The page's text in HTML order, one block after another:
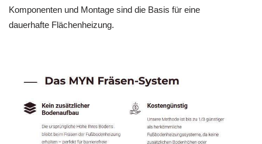
Komponenten und Montage sind die Basis für eine
dauerhafte Flächenheizung.